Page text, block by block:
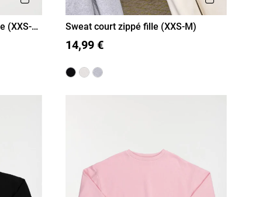
(XXS-
XXS/12A XS/14A S/16A
Sweat court zippé fille (XXS-M)
14,99 €